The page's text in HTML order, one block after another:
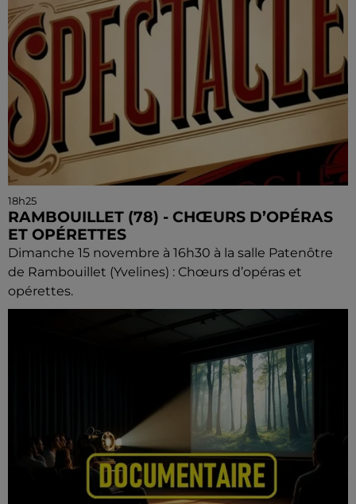
18h25
RAMBOUILLET (78) - CHŒURS D’OPÉRAS
ET OPÉRETTES
Dimanche 15 novembre à 16h30 à la salle Patenôtre
de Rambouillet (Yvelines) : Chœurs d’opéras et
opérettes.